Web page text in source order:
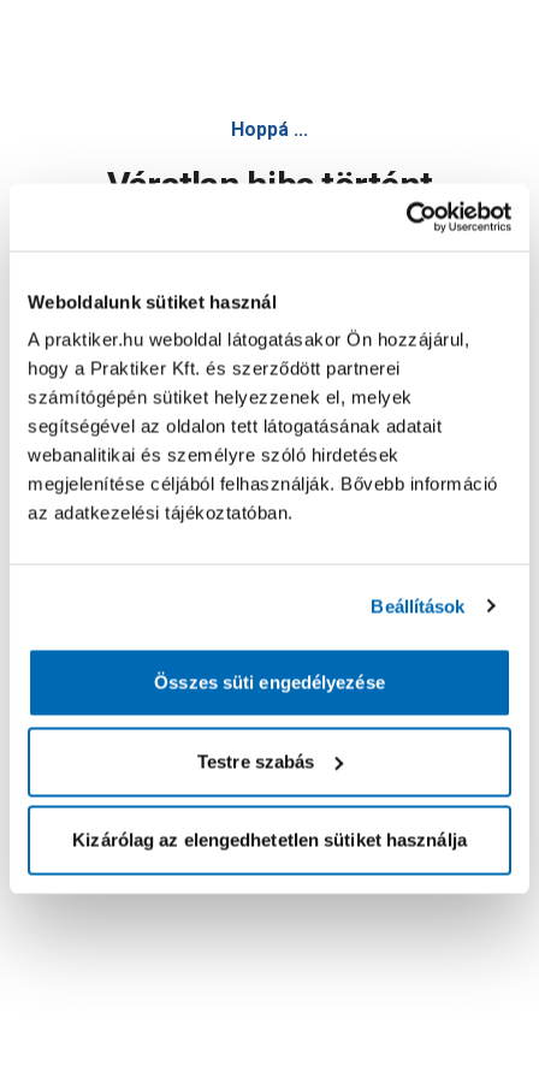
Weboldalunk sütiket használ
A praktiker.hu weboldal látogatásakor Ön hozzájárul,
hogy a Praktiker Kft. és szerződött partnerei
számítógépén sütiket helyezzenek el, melyek
segítségével az oldalon tett látogatásának adatait
webanalitikai és személyre szóló hirdetések
megjelenítése céljából felhasználják. Bővebb információ
az adatkezelési tájékoztatóban.
Beállítások
Összes süti engedélyezése
Testre szabás
Kizárólag az elengedhetetlen sütiket használja
Hoppá ...
Váratlan hiba történt
Oldal újratöltése